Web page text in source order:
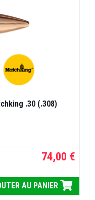
.30 (.308)
74,00 €
AU PANIER